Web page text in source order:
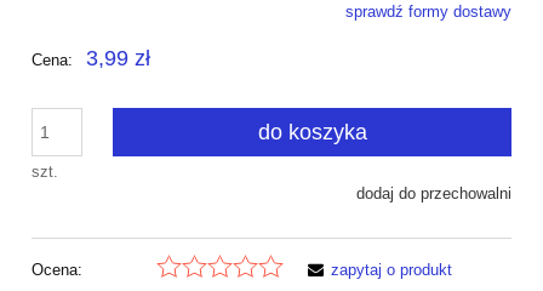
Cena nie zawiera ewentualnych kosztów płatnościsprawdź formy dostawy
Cena: 3,99 zł
szt.
do koszyka
dodaj do przechowalni
Ocena:
zapytaj o produkt